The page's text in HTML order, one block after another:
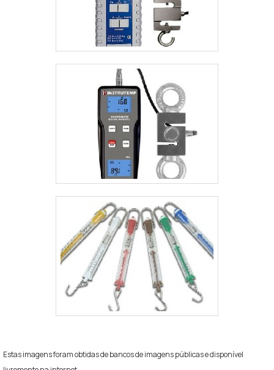
Estas imagens foram obtidas de bancos de imagens públicas e disponível